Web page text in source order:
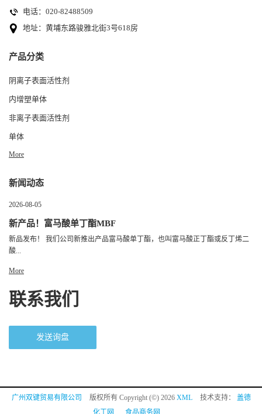
电话：020-82488509
地址：黄埔东路骏雅北街3号618房
产品分类
阴离子表面活性剂
内增塑单体
非离子表面活性剂
单体
More
新闻动态
2026-08-05
新产品！富马酸单丁酯MBF
新品发布！ 我们公司新推出产品富马酸单丁酯，也叫富马酸正丁酯或反丁烯二
酸...
More
联系我们
发送询盘
广州双键贸易有限公司 版权所有 Copyright (©) 2026 XML 技术支持： 盖德
化工网
食品商务网